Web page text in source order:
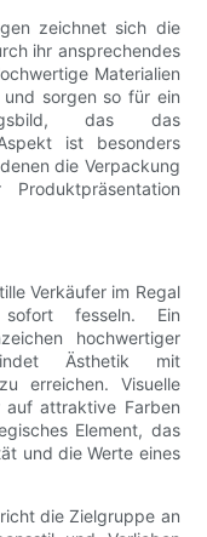
zeichnet sich die
ihr ansprechendes
Materialien
sorgen so für ein
das das
ist besonders
die Verpackung
Verkäufer im Regal
fesseln. Ein
hochwertiger
Ästhetik mit
erreichen. Visuelle
attraktive Farben
Element, das
und die Werte eines
die Zielgruppe an